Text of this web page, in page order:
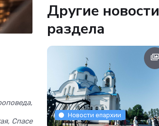
Спасе
Другие новости
раздела
Новости епархии